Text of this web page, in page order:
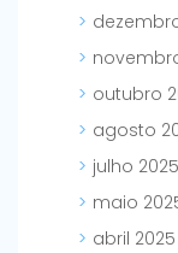
outubro
agosto
julho 2025
maio
abril 2025